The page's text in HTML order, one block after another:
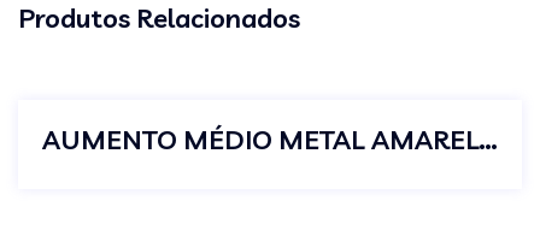
Produtos Relacionados
AUMENTO MÉDIO METAL AMARELO 1/2